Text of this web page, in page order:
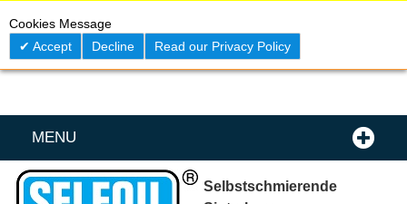
Cookies Message
Accept
Decline Read our Privacy Policy
to
Content
MENU
Selbstschmierende